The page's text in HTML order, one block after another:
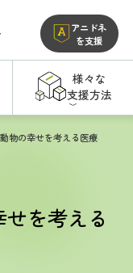
アニドネ
を支援
様々な
支援方法
物の幸せを考える医療
を考える